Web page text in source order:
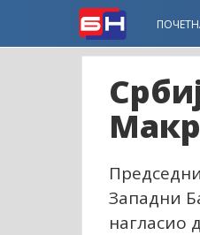
Западни
нагласио